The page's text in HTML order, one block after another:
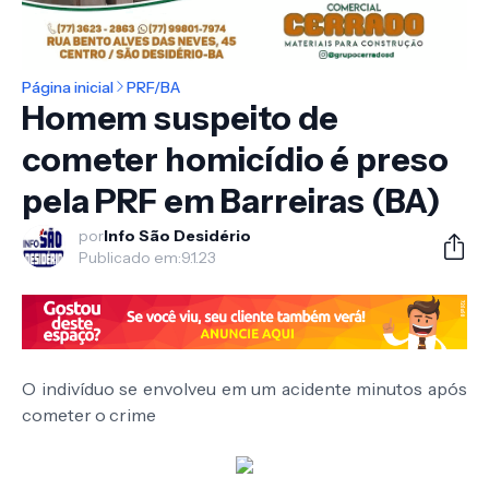
Página inicial PRF/BA
Homem suspeito de
cometer homicídio é preso
pela PRF em Barreiras (BA)
porInfo São Desidério
Publicado em:9.1.23
O indivíduo se envolveu em um acidente minutos após
cometer o crime